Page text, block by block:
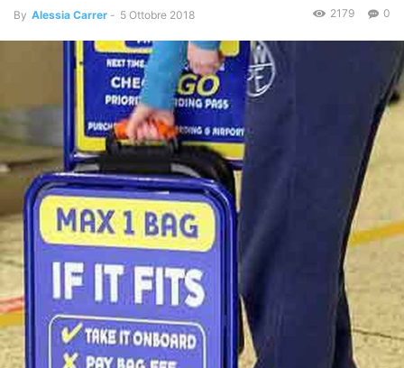
By Alessia Carrer - 5 Ottobre 2018 0
2179